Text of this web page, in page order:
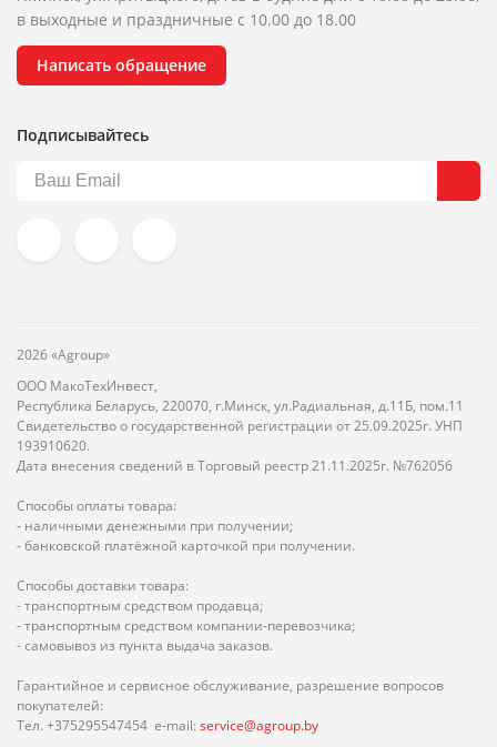
в выходные и праздничные с 10.00 до 18.00
Написать обращение
Подписывайтесь
2026 «Agroup»
ООО МакоТехИнвест,
Республика Беларусь, 220070, г.Минск, ул.Радиальная, д.11Б, пом.11
Свидетельство о государственной регистрации от 25.09.2025г. УНП
193910620.
Дата внесения сведений в Торговый реестр 21.11.2025г. №762056
Способы оплаты товара:
- наличными денежными при получении;
- банковской платёжной карточкой при получении.
Способы доставки товара:
- транспортным средством продавца;
- транспортным средством компании-перевозчика;
- самовывоз из пункта выдача заказов.
Гарантийное и сервисное обслуживание, разрешение вопросов
покупателей:
Тел. +375295547454 e-mail: service@agroup.by